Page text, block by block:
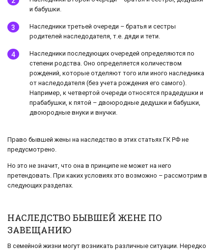
и бабушки.
Наследники третьей очереди – братья и сестры
родителей наследодателя, т.е. дяди и тети.
Наследники последующих очередей определяются по
степени родства. Оно определяется количеством
рождений, которые отделяют того или иного наследника
от наследодателя (без учета рождения его самого).
Например, к четвертой очереди относятся прадедушки и
прабабушки, к пятой – двоюродные дедушки и бабушки,
двоюродные внуки и внучки.
Право бывшей жены на наследство в этих статьях ГК РФ не
предусмотрено.
Но это не значит, что она в принципе не может на него
претендовать. При каких условиях это возможно – рассмотрим в
следующих разделах.
НАСЛЕДСТВО БЫВШЕЙ ЖЕНЕ ПО
ЗАВЕЩАНИЮ
В семейной жизни могут возникать различные ситуации. Нередко